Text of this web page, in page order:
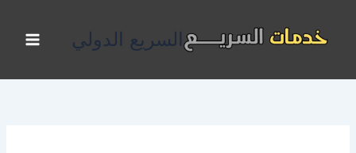
المحتوى
السريع الدولي